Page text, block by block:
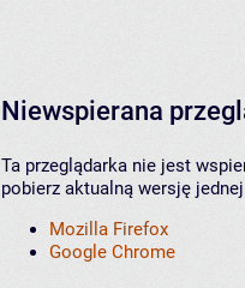
Niewspierana
Ta przeglądarka nie jest
pobierz aktualną wersję
Mozilla Firefox
Google Chrome